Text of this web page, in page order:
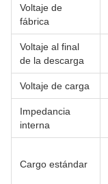
Voltaje de
fábrica
Voltaje al final
de la descarga
Voltaje de carga
Impedancia
interna
Cargo estándar